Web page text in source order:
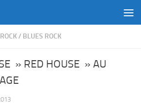
/ BLUES ROCK
» RED HOUSE » AU